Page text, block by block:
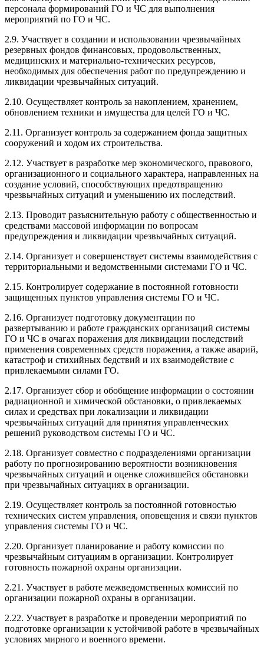
персонала формирований ГО и ЧС для выполнения
мероприятий по ГО и ЧС.
2.9. Участвует в создании и использовании чрезвычайных
резервных фондов финансовых, продовольственных,
медицинских и материально-технических ресурсов,
необходимых для обеспечения работ по предупреждению и
ликвидации чрезвычайных ситуаций.
2.10. Осуществляет контроль за накоплением, хранением,
обновлением техники и имущества для целей ГО и ЧС.
2.11. Организует контроль за содержанием фонда защитных
сооружений и ходом их строительства.
2.12. Участвует в разработке мер экономического, правового,
организационного и социального характера, направленных на
создание условий, способствующих предотвращению
чрезвычайных ситуаций и уменьшению их последствий.
2.13. Проводит разъяснительную работу с общественностью и
средствами массовой информации по вопросам
предупреждения и ликвидации чрезвычайных ситуаций.
2.14. Организует и совершенствует системы взаимодействия с
территориальными и ведомственными системами ГО и ЧС.
2.15. Контролирует содержание в постоянной готовности
защищенных пунктов управления системы ГО и ЧС.
2.16. Организует подготовку документации по
развертыванию и работе гражданских организаций системы
ГО и ЧС в очагах поражения для ликвидации последствий
применения современных средств поражения, а также аварий,
катастроф и стихийных бедствий и их взаимодействие с
привлекаемыми силами ГО.
2.17. Организует сбор и обобщение информации о состоянии
радиационной и химической обстановки, о привлекаемых
силах и средствах при локализации и ликвидации
чрезвычайных ситуаций для принятия управленческих
решений руководством системы ГО и ЧС.
2.18. Организует совместно с подразделениями организации
работу по прогнозированию вероятности возникновения
чрезвычайных ситуаций и оценке сложившейся обстановки
при чрезвычайных ситуациях в организации.
2.19. Осуществляет контроль за постоянной готовностью
технических систем управления, оповещения и связи пунктов
управления системы ГО и ЧС.
2.20. Организует планирование и работу комиссии по
чрезвычайным ситуациям в организации. Контролирует
готовность пожарной охраны организации.
2.21. Участвует в работе межведомственных комиссий по
организации пожарной охраны в организации.
2.22. Участвует в разработке и проведении мероприятий по
подготовке организации к устойчивой работе в чрезвычайных
условиях мирного и военного времени.